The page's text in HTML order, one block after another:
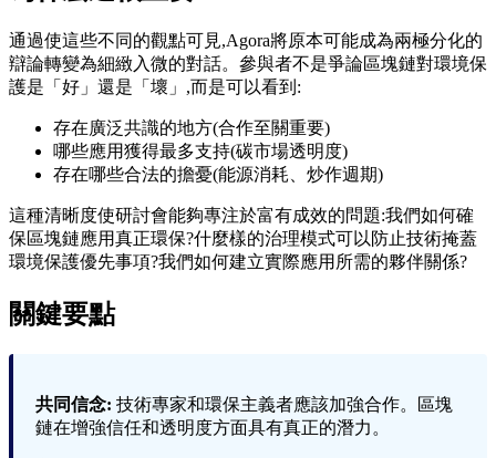
通過使這些不同的觀點可見,Agora將原本可能成為兩極分化的
辯論轉變為細緻入微的對話。參與者不是爭論區塊鏈對環境保
護是「好」還是「壞」,而是可以看到:
存在廣泛共識的地方(合作至關重要)
哪些應用獲得最多支持(碳市場透明度)
存在哪些合法的擔憂(能源消耗、炒作週期)
這種清晰度使研討會能夠專注於富有成效的問題:我們如何確
保區塊鏈應用真正環保?什麼樣的治理模式可以防止技術掩蓋
環境保護優先事項?我們如何建立實際應用所需的夥伴關係?
關鍵要點
共同信念: 技術專家和環保主義者應該加強合作。區塊
鏈在增強信任和透明度方面具有真正的潛力。